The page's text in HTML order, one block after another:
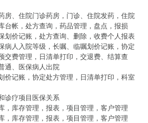
房、住院门诊药房，门诊、住院发药，住院
台帐，处方查询，药品管理，盘点，报损
划价记账，处方查询、删除，收费个人报表
病人入院等级，长嘱、临嘱划价记账，协定
交费管理，日清单打印，交退费、结算查
通、医保病人出院
价记账，协定处方管理，日清单打印，科室
诊疗项目医保关系
，库存管理，报表，项目管理，客户管理
，库存管理，报表，项目管理，客户管理